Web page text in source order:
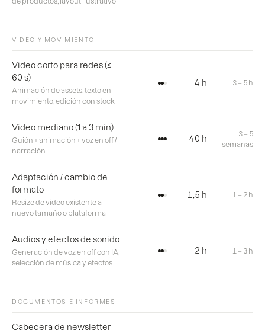
VIDEO Y MOVIMIENTO
Video corto para redes (≤
60 s)
Animación de assets, texto en
movimiento, edición con stock
4 h 3 – 5 h
Video mediano (1 a 3 min)
Guión + animación + voz en off /
narración
40 h
3 – 5
semanas
Adaptación / cambio de
formato
Resize de video existente a
nuevo tamaño o plataforma
1,5 h 1 – 2 h
Audios y efectos de sonido
Generación de voz en off con IA,
selección de música y efectos
2 h 1 – 3 h
DOCUMENTOS E INFORMES
Cabecera de newsletter